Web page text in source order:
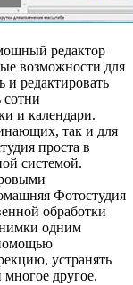
редактор
возможности для
и редактировать
сотни
и календари.
так и для
проста в
системой.
Фотостудия
обработки
одним
устранять
многое другое.